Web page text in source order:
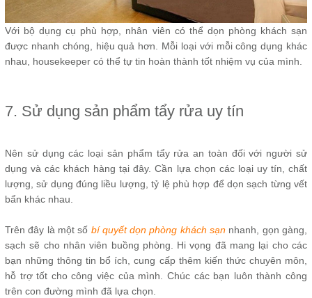
Với bộ dụng cụ phù hợp, nhân viên có thể dọn phòng khách sạn
được nhanh chóng, hiệu quả hơn. Mỗi loại với mỗi công dụng khác
nhau, housekeeper có thể tự tin hoàn thành tốt nhiệm vụ của mình.
7. Sử dụng sản phẩm tẩy rửa uy tín
Nên sử dụng các loại sản phẩm tẩy rửa an toàn đối với người sử
dụng và các khách hàng tại đây. Cần lựa chọn các loại uy tín, chất
lượng, sử dụng đúng liều lượng, tỷ lệ phù hợp để dọn sạch từng vết
bẩn khác nhau.
Trên đây là một số bí quyết dọn phòng khách sạn nhanh, gọn gàng,
sạch sẽ cho nhân viên buồng phòng. Hi vọng đã mang lại cho các
bạn những thông tin bổ ích, cung cấp thêm kiến thức chuyên môn,
hỗ trợ tốt cho công việc của mình. Chúc các bạn luôn thành công
trên con đường mình đã lựa chọn.